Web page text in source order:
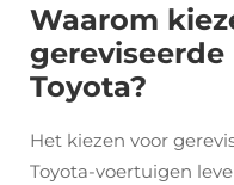
Waarom
Toyota?
Het kiezen voor
Toyota-voertuigen